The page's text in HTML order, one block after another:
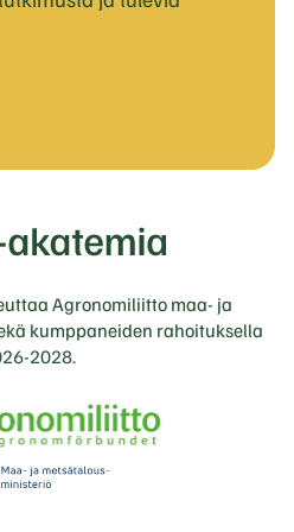
Agronomiliitto maa- ja
kumppaneiden rahoituksella
2028.